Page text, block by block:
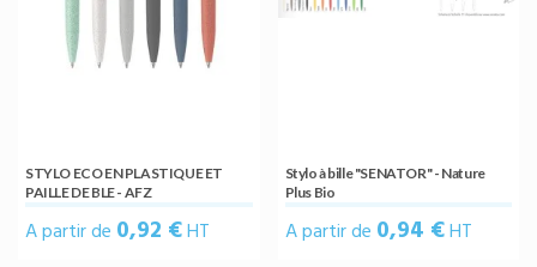
STYLO ECO EN PLASTIQUE ET
PAILLE DE BLE - AFZ
A partir de 0,92 €HT
Stylo à bille "SENATOR" - Nature
Plus Bio
A partir de 0,94 €HT